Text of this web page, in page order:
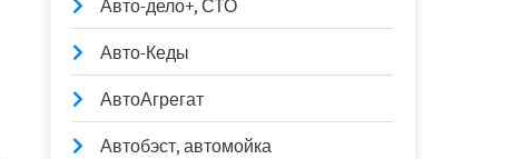
Авто-дело+, СТО
Авто-Кеды
АвтоАгрегат
Автобэст, автомойка